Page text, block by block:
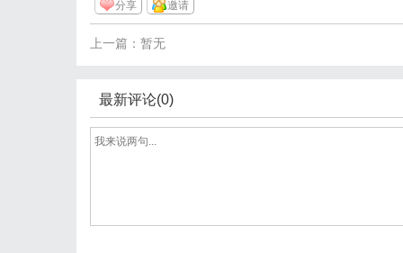
分享 邀请
上一篇：暂无
最新评论(0)